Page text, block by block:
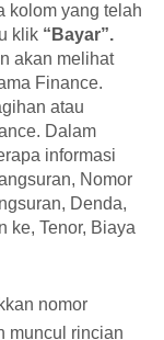
kolom yang telah
klik “Bayar”.
akan melihat
Finance.
atau
Dalam
informasi
Nomor
Denda,
ke, Tenor, Biaya
nomor
muncul rincian